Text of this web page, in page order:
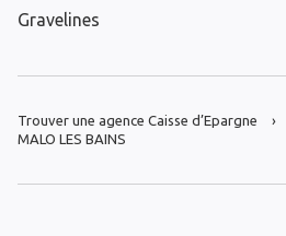
Gravelines
Trouver une agence Caisse d’Epargne
MALO LES BAINS